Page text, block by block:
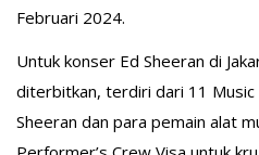
Februari 2024.
Untuk konser Ed Sheeran di
diterbitkan, terdiri dari 11
Sheeran dan para pemain alat